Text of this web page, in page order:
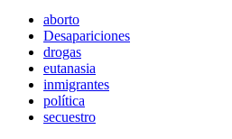
aborto
Desapariciones
drogas
eutanasia
inmigrantes
política
secuestro